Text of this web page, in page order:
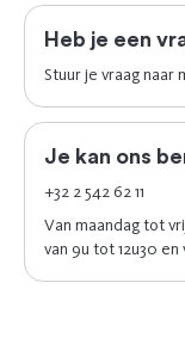
Heb je een
Stuur je vraag naar
Je kan ons
+32 2 542 62 11
Van maandag tot
van 9u tot 12u30 en